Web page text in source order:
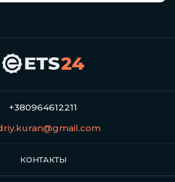
+380964612211
КОНТАКТЫ